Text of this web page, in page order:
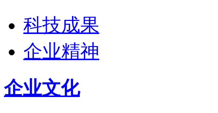
科技成果
企业精神
企业文化